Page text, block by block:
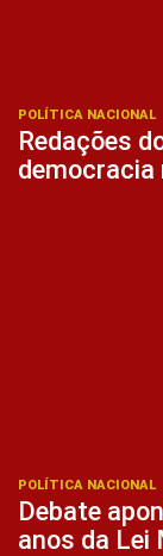
POLÍTICA NACIONAL
Redações
democracia
POLÍTICA NACIONAL
Debate
anos da Lei